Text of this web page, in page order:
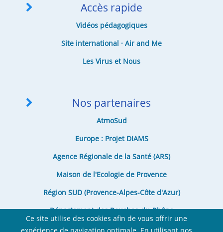
Accès rapide
Vidéos pédagogiques
Site international · Air and Me
Les Virus et Nous
Nos partenaires
AtmoSud
Europe : Projet DIAMS
Agence Régionale de la Santé (ARS)
Maison de l'Ecologie de Provence
Région SUD (Provence-Alpes-Côte d'Azur)
Département des Bouches-du-Rhône
Ce site utilise des cookies afin de vous offrir une